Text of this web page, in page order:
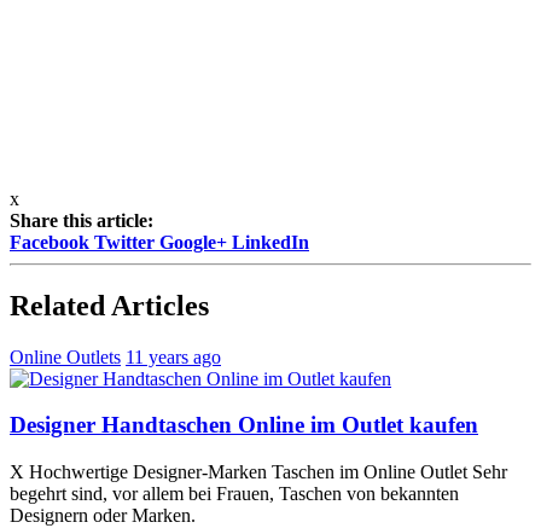
x
Share this article:
Facebook Twitter Google+ LinkedIn
Related Articles
Online Outlets 11 years ago
Designer Handtaschen Online im Outlet kaufen
X Hochwertige Designer-Marken Taschen im Online Outlet Sehr
begehrt sind, vor allem bei Frauen, Taschen von bekannten
Designern oder Marken.